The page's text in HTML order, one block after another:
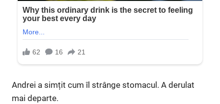
Andrei a simțit cum îl strânge stomacul. A derulat
mai departe.